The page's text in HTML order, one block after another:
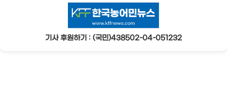
기사 후원하기 : (국민)438502-04-051232